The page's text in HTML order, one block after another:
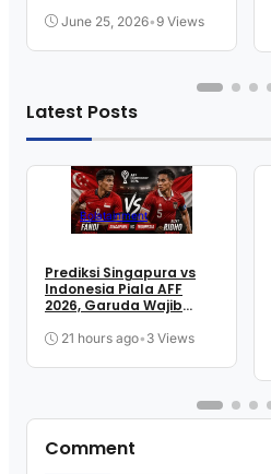
June 25, 2026•9 Views
Latest Posts
Bolatainment
Prediksi Singapura vs
Indonesia Piala AFF
2026, Garuda Wajib
21 hours ago• 3 Views
Comment